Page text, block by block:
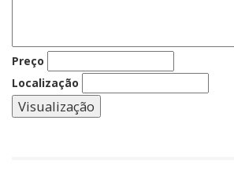
Preço
Localização